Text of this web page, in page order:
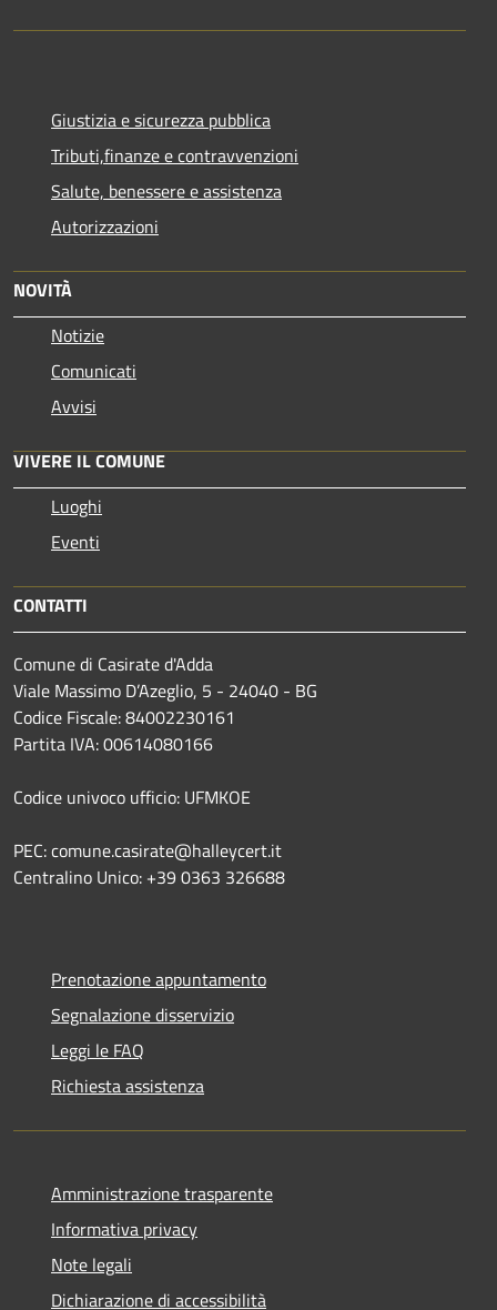
Giustizia e sicurezza pubblica
Tributi,finanze e contravvenzioni
Salute, benessere e assistenza
Autorizzazioni
NOVITÀ
Notizie
Comunicati
Avvisi
VIVERE IL COMUNE
Luoghi
Eventi
CONTATTI
Comune di Casirate d'Adda
Viale Massimo D’Azeglio, 5 - 24040 - BG
Codice Fiscale: 84002230161
Partita IVA: 00614080166
Codice univoco ufficio: UFMKOE
PEC: comune.casirate@halleycert.it
Centralino Unico: +39 0363 326688
Prenotazione appuntamento
Segnalazione disservizio
Leggi le FAQ
Richiesta assistenza
Amministrazione trasparente
Informativa privacy
Note legali
Dichiarazione di accessibilità